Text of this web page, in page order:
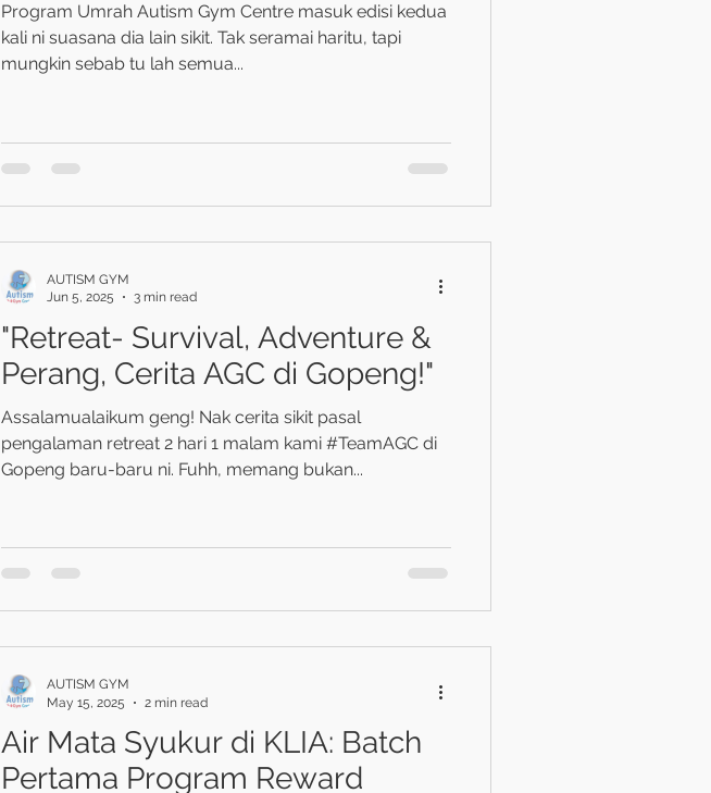
Program Umrah Autism Gym Centre masuk edisi kedua
kali ni suasana dia lain sikit. Tak seramai haritu, tapi
mungkin sebab tu lah semua...
"Retreat- Survival, Adventure &
Perang, Cerita AGC di Gopeng!"
Assalamualaikum geng! Nak cerita sikit pasal
pengalaman retreat 2 hari 1 malam kami #TeamAGC di
Gopeng baru-baru ni. Fuhh, memang bukan...
AUTISM GYM
Jun 5, 2025
3 min read
Air Mata Syukur di KLIA: Batch
Pertama Program Reward
AUTISM GYM
May 15, 2025
2 min read